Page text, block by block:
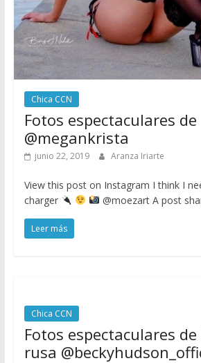
Chica CCN
Fotos espectaculares
@megankrista
junio 22, 2019 Aranza Iriarte
View this post on Instagram I think I
charger
@moezart A post
Leer más
Chica CCN
Fotos espectaculares
rusa